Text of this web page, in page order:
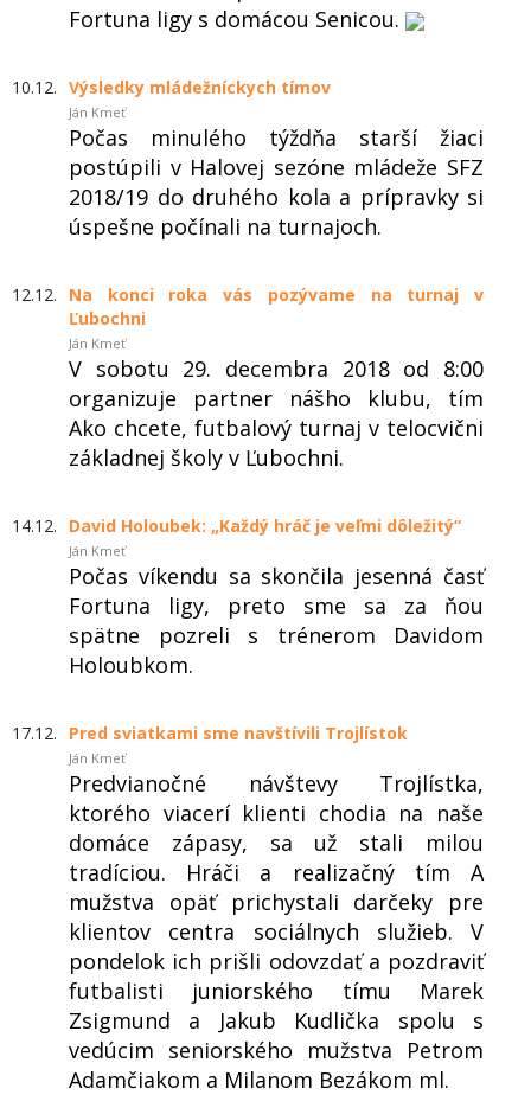
Fortuna ligy s domácou Senicou.
10.12. Výsledky mládežníckych tímov
Ján Kmeť
Počas minulého týždňa starší žiaci
postúpili v Halovej sezóne mládeže SFZ
2018/19 do druhého kola a prípravky si
úspešne počínali na turnajoch.
12.12.
Na konci roka vás pozývame na turnaj v
Ľubochni
Ján Kmeť
V sobotu 29. decembra 2018 od 8:00
organizuje partner nášho klubu, tím
Ako chcete, futbalový turnaj v telocvični
základnej školy v Ľubochni.
14.12. David Holoubek: „Každý hráč je veľmi dôležitý“
Ján Kmeť
Počas víkendu sa skončila jesenná časť
Fortuna ligy, preto sme sa za ňou
spätne pozreli s trénerom Davidom
Holoubkom.
17.12. Pred sviatkami sme navštívili Trojlístok
Ján Kmeť
Predvianočné návštevy Trojlístka,
ktorého viacerí klienti chodia na naše
domáce zápasy, sa už stali milou
tradíciou. Hráči a realizačný tím A
mužstva opäť prichystali darčeky pre
klientov centra sociálnych služieb. V
pondelok ich prišli odovzdať a pozdraviť
futbalisti juniorského tímu Marek
Zsigmund a Jakub Kudlička spolu s
vedúcim seniorského mužstva Petrom
Adamčiakom a Milanom Bezákom ml.